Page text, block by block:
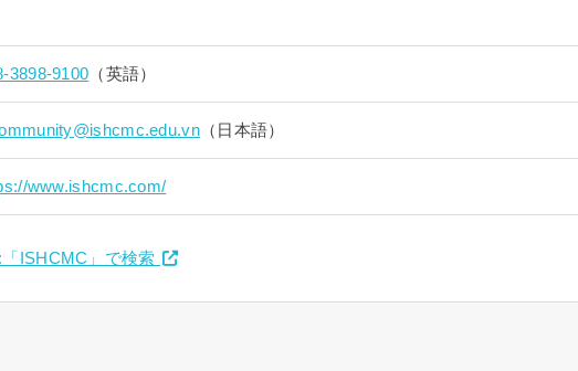
3898-9100 （英語）
（日本語）
www.ishcmc.com/
「ISHCMC」で検索